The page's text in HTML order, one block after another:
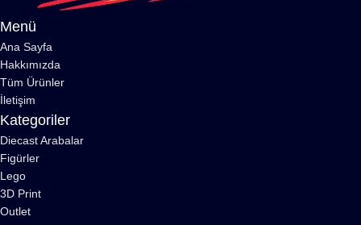
Menü
Ana Sayfa
Hakkımızda
Tüm Ürünler
İletişim
Kategoriler
Diecast Arabalar
Figürler
Lego
3D Print
Outlet